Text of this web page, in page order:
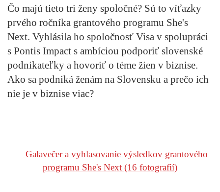
Čo majú tieto tri ženy spoločné? Sú to víťazky
prvého ročníka grantového programu She's
Next. Vyhlásila ho spoločnosť Visa v spolupráci
s Pontis Impact s ambíciou podporiť slovenské
podnikateľky a hovoriť o téme žien v biznise.
Ako sa podniká ženám na Slovensku a prečo ich
nie je v biznise viac?
Galavečer a vyhlasovanie výsledkov grantového
programu She's Next (16 fotografií)